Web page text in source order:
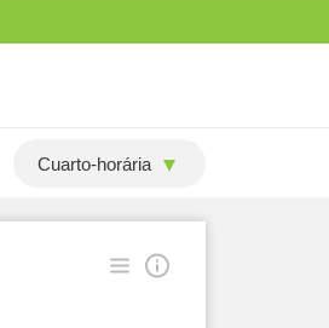
Cuarto-horária